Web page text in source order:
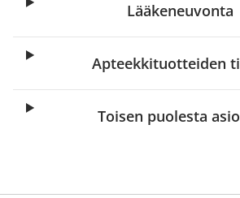
Lääkeneuvonta
Apteekkituotteiden
Toisen puolesta